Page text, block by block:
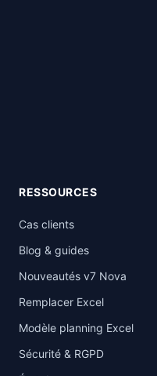
RESSOURCES
Cas clients
Blog & guides
Nouveautés v7 Nova
Remplacer Excel
Modèle planning Excel
Sécurité & RGPD